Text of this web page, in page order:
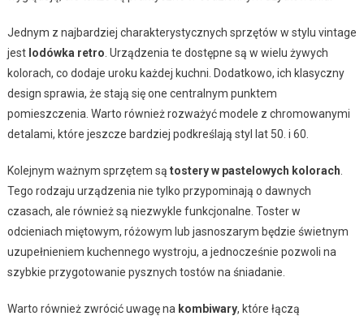
Jednym z najbardziej charakterystycznych sprzętów w stylu vintage
jest lodówka retro . Urządzenia te dostępne są w wielu żywych
kolorach, co dodaje uroku każdej kuchni. Dodatkowo, ich klasyczny
design sprawia, że stają się one centralnym punktem
pomieszczenia. Warto również rozważyć modele z chromowanymi
detalami, które jeszcze bardziej podkreślają styl lat 50. i 60.
Kolejnym ważnym sprzętem są tostery w pastelowych kolorach
Tego rodzaju urządzenia nie tylko przypominają o dawnych
czasach, ale również są niezwykle funkcjonalne. Toster w
odcieniach miętowym, różowym lub jasnoszarym będzie świetnym
uzupełnieniem kuchennego wystroju, a jednocześnie pozwoli na
szybkie przygotowanie pysznych tostów na śniadanie.
Warto również zwrócić uwagę na kombiwary, które łączą